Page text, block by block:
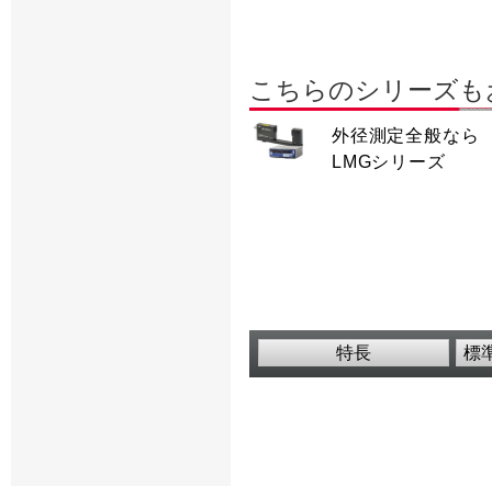
こちらのシリーズ
外径測定全般なら
LMGシリーズ
特長 標